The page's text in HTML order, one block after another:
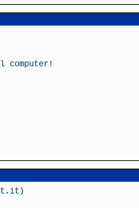
computer!